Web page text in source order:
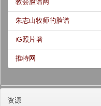
朱志山牧师的脸谱
iG照片墙
推特网
资源